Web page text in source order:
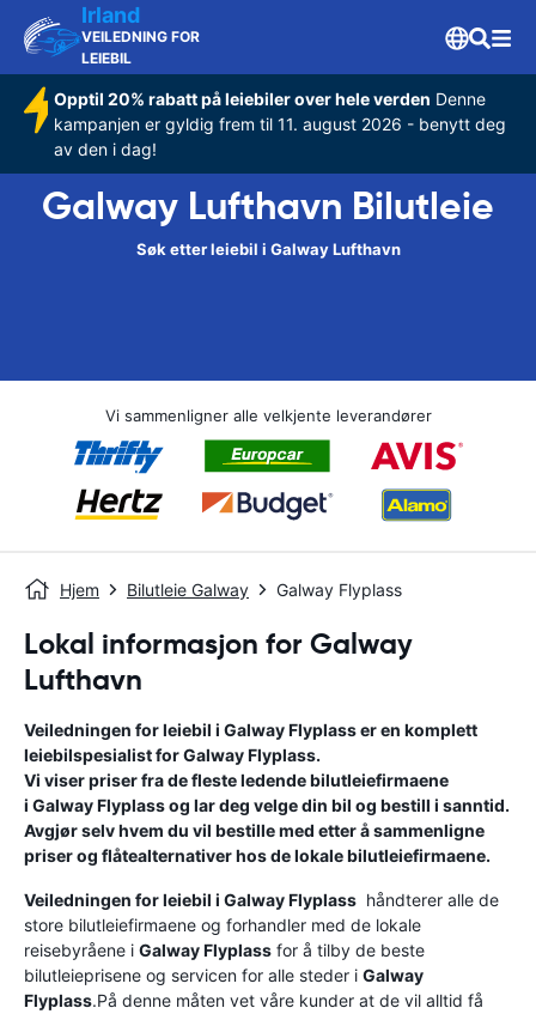
Irland
VEILEDNING FOR
LEIEBIL
Opptil 20% rabatt på leiebiler over hele verden Denne
kampanjen er gyldig frem til 11. august 2026 - benytt deg
av den i dag!
Galway Lufthavn Bilutleie
Søk etter leiebil i Galway Lufthavn
Vi sammenligner alle velkjente leverandører
Hjem Bilutleie Galway Galway Flyplass
Lokal informasjon for Galway
Lufthavn
Veiledningen for leiebil i Galway Flyplasser en komplett
leiebilspesialist forGalway Flyplass.
Vi viser priser fra de fleste ledende bilutleiefirmaene
i Galway Flyplassog lar deg velge din bil og bestill i sanntid.
Avgjør selv hvem du vil bestille med etter å sammenligne
priser og flåtealternativer hos de lokale bilutleiefirmaene.
Veiledningen for leiebil i Galway Flyplass håndterer alle de
store bilutleiefirmaene og forhandler med de lokale
reisebyråene i Galway Flyplass for å tilby de beste
bilutleieprisene og servicen for alle steder i Galway
Flyplass.På denne måten vet våre kunder at de vil alltid få